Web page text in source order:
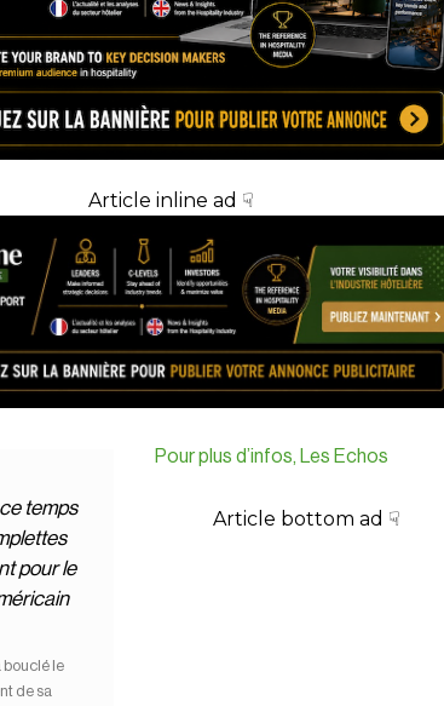
Article inline ad ☟
temps
pour le
bouclé le
de sa
Pour plus d’infos, Les Echos
Article bottom ad ☟